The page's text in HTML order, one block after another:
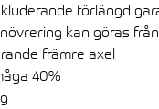
förlängd
kan göras
främre axel
40%